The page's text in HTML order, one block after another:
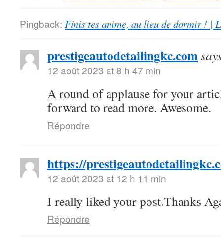
Pingback: Finis tes anime, au lieu de dormir ! |
prestigeautodetailingkc.com
12 août 2023 at 8 h 47 min
A round of applause for your
forward to read more. Awesome.
Répondre
https://
12 août 2023 at 12 h 11 min
I really liked your post.Thanks
Répondre